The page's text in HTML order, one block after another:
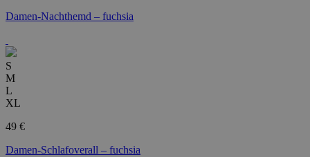
Damen-Nachthemd – fuchsia
S
M
L
XL
49 €
Damen-Schlafoverall – fuchsia